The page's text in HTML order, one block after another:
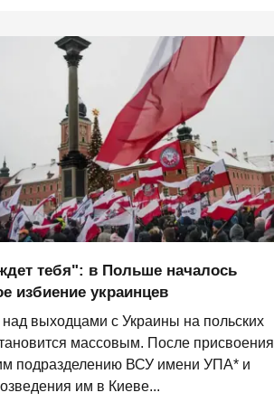
тебя": в Польше началось
избиение украинцев
выходцами с Украины на польских
массовым. После присвоения
подразделению ВСУ имени УПА* и
им в Киеве...